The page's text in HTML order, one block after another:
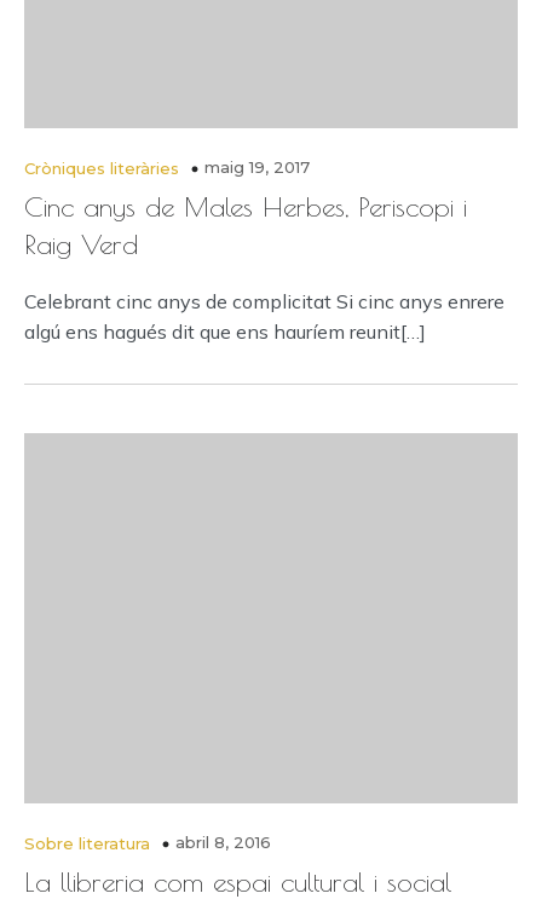
Cròniques literàries maig 19, 2017
Cinc anys de Males Herbes, Periscopi i
Raig Verd
Celebrant cinc anys de complicitat Si cinc anys enrere
algú ens hagués dit que ens hauríem reunit[…]
Sobre literatura abril 8, 2016
La llibreria com espai cultural i social